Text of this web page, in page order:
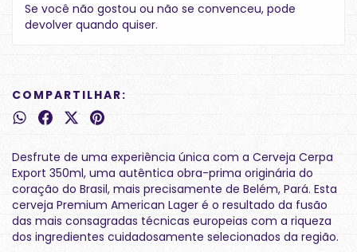
Se você não gostou ou não se convenceu, pode
devolver quando quiser.
COMPARTILHAR:
Desfrute de uma experiência única com a Cerveja Cerpa
Export 350ml, uma autêntica obra-prima originária do
coração do Brasil, mais precisamente de Belém, Pará. Esta
cerveja Premium American Lager é o resultado da fusão
das mais consagradas técnicas europeias com a riqueza
dos ingredientes cuidadosamente selecionados da região.